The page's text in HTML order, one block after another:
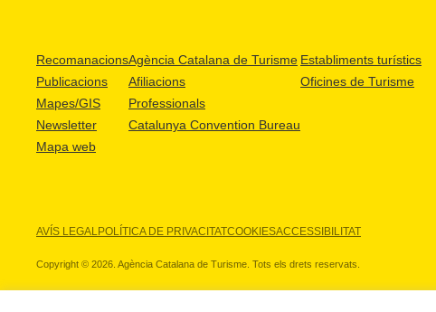
Recomanacions
Publicacions
Mapes/GIS
Newsletter
Mapa web
Agència Catalana de Turisme
Afiliacions
Professionals
Catalunya Convention Bureau
Establiments turístics
Oficines de Turisme
AVÍS LEGALPOLÍTICA DE PRIVACITATCOOKIESACCESSIBILITAT
Copyright © 2026. Agència Catalana de Turisme. Tots els drets reservats.